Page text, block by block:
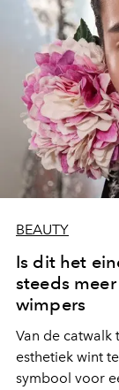
BEAUTY
Is dit het
steeds
wimpers
Van de
esthetiek wint
symbool voor